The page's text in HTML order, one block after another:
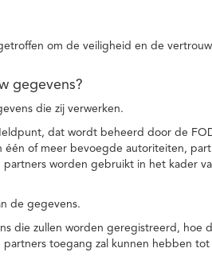
om de veiligheid en de
gegevens?
die zij verwerken.
dat wordt beheerd door de
één of meer bevoegde autoriteiten,
worden gebruikt in het kader
de gegevens.
die zullen worden geregistreerd, hoe
toegang zal kunnen hebben